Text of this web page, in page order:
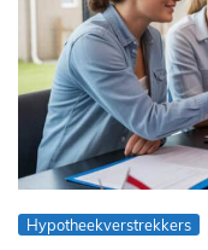
Hypotheekverstrekkers